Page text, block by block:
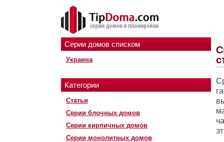
Серии домов списком
Украина
Категории
Статьи
Серии блочных домов
Серии кирпичных домов
Серии монолитных домов